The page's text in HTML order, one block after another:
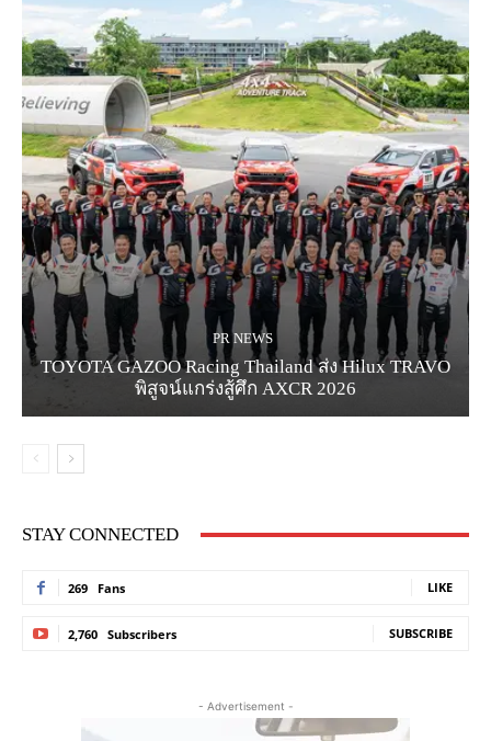
PR NEWS
TOYOTA GAZOO Racing Thailand ส่ง Hilux TRAVO
พิสูจน์แกร่งสู้ศึก AXCR 2026
STAY CONNECTED
269 Fans LIKE
2,760 Subscribers SUBSCRIBE
- Advertisement -